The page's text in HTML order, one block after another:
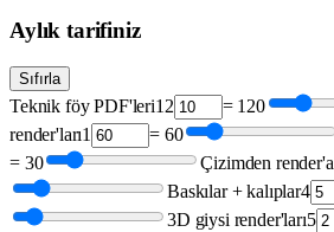
Aylık tarifiniz
Sıfırla
Teknik föy PDF'leri12 = 120
render'ları1 = 60
= 30 Çizimden render'a
Baskılar + kalıplar4
3D giysi render'ları5